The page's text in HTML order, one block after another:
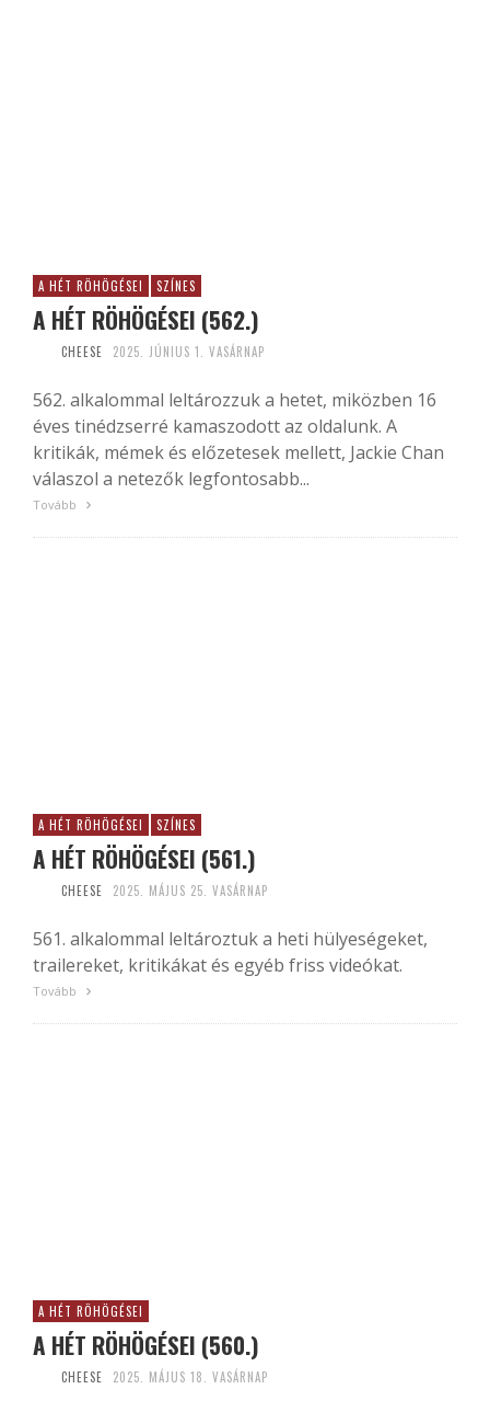
A HÉT RÖHÖGÉSEI SZÍNES
A HÉT RÖHÖGÉSEI (562.)
CHEESE 2025. JÚNIUS 1. VASÁRNAP
562. alkalommal leltározzuk a hetet, miközben 16
éves tinédzserré kamaszodott az oldalunk. A
kritikák, mémek és előzetesek mellett, Jackie Chan
válaszol a netezők legfontosabb...
Tovább
A HÉT RÖHÖGÉSEI SZÍNES
A HÉT RÖHÖGÉSEI (561.)
CHEESE 2025. MÁJUS 25. VASÁRNAP
561. alkalommal leltároztuk a heti hülyeségeket,
trailereket, kritikákat és egyéb friss videókat.
Tovább
A HÉT RÖHÖGÉSEI
A HÉT RÖHÖGÉSEI (560.)
CHEESE 2025. MÁJUS 18. VASÁRNAP